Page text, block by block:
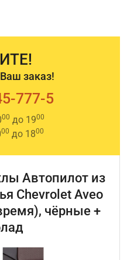
заказ!
777-5
00 до 1900
00 до 1800
Автопилот из
Chevrolet Aveo
чёрные +